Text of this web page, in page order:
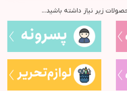
زیر نیاز داشته باشید...